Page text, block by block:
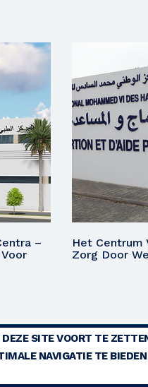
–
Het Centrum
Zorg Door
SITE VOORT TE
NAVIGATIE TE